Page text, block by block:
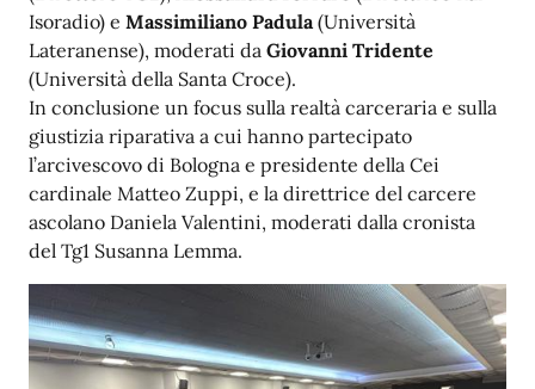
Isoradio) e Massimiliano Padula(Università
Lateranense), moderati da Giovanni Tridente
(Università della Santa Croce).
In conclusione un focus sulla realtà carceraria e sulla
giustizia riparativa a cui hanno partecipato
l’arcivescovo di Bologna e presidente della Cei
cardinale Matteo Zuppi, e la direttrice del carcere
ascolano Daniela Valentini, moderati dalla cronista
del Tg1 Susanna Lemma.